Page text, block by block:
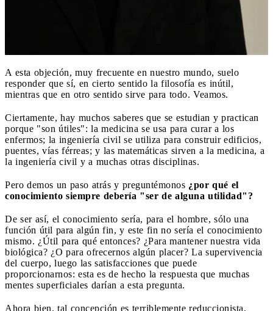
A esta objeción, muy frecuente en nuestro mundo, suelo
responder que sí, en cierto sentido la filosofía es inútil,
mientras que en otro sentido sirve para todo. Veamos.
Ciertamente, hay muchos saberes que se estudian y practican
porque "son útiles": la medicina se usa para curar a los
enfermos; la ingeniería civil se utiliza para construir edificios,
puentes, vías férreas; y las matemáticas sirven a la medicina, a
la ingeniería civil y a muchas otras disciplinas.
Pero demos un paso atrás y preguntémonos ¿por qué el
conocimiento siempre debería "ser de alguna utilidad"?
De ser así, el conocimiento sería, para el hombre, sólo una
función útil para algún fin, y este fin no sería el conocimiento
mismo. ¿Útil para qué entonces? ¿Para mantener nuestra vida
biológica? ¿O para ofrecernos algún placer? La supervivencia
del cuerpo, luego las satisfacciones que puede
proporcionarnos: esta es de hecho la respuesta que muchas
mentes superficiales darían a esta pregunta.
Ahora bien, tal concepción es terriblemente reduccionista,